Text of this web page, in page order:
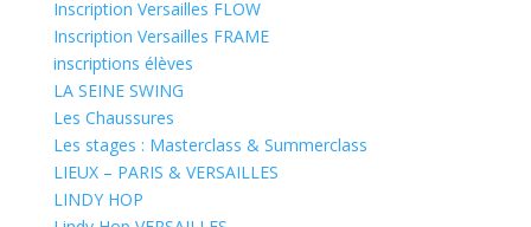
Inscription Versailles FLOW
Inscription Versailles FRAME
inscriptions élèves
LA SEINE SWING
Les Chaussures
Les stages : Masterclass & Summerclass
LIEUX – PARIS & VERSAILLES
LINDY HOP